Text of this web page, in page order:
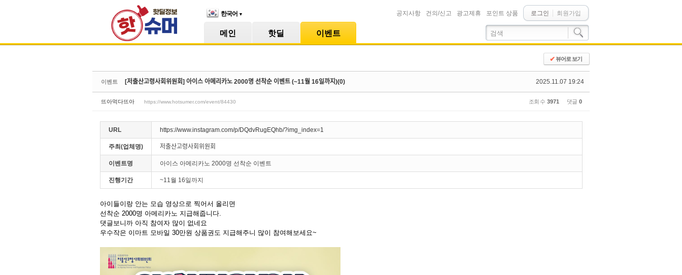
한국어 ▼ 로그인 회원가입
공지사항 건의/신고 광고제휴 포인트 상품
메인 핫딜 이벤트
✔뷰어로 보기
이벤트 2025.11.07 19:24
[저출산고령사회위원회] 아이스 아메리카노 2000명 선착순 이벤트 (~11월 16일까지)(0)
뜨아먹다뜨아 https://www.hotsumer.com/event/84430 조회 수 3971 댓글 0
URL https://www.instagram.com/p/DQdvRugEQhb/?img_index=1
주최(업체명) 저출산고령사회위원회
이벤트명 아이스 아메리카노 2000명 선착순 이벤트
진행기간 ~11월 16일까지
아이들이랑 안는 모습 영상으로 찍어서 올리면
선착순 2000명 아메리카노 지급해줍니다.
댓글보니까 아직 참여자 많이 없네요
우수작은 이마트 모바일 30만원 상품권도 지급해주니 많이 참여해보세요~
Sketchbook5, 스케치북5
Sketchbook5, 스케치북5